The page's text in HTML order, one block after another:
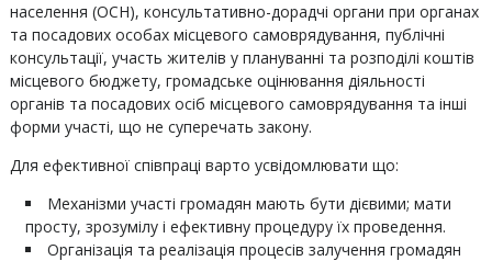
населення (ОСН), консультативно-дорадчі органи при органах
та посадових особах місцевого самоврядування, публічні
консультації, участь жителів у плануванні та розподілі коштів
місцевого бюджету, громадське оцінювання діяльності
органів та посадових осіб місцевого самоврядування та інші
форми участі, що не суперечать закону.
Для ефективної співпраці варто усвідомлювати що:
Механізми участі громадян мають бути дієвими; мати
просту, зрозумілу і ефективну процедуру їх проведення.
Організація та реалізація процесів залучення громадян